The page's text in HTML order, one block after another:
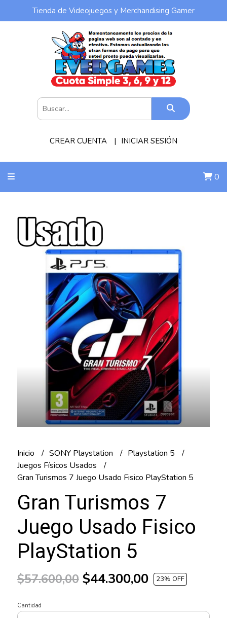
Tienda de Videojuegos y Merchandising Gamer
CREAR CUENTA INICIAR SESIÓN
0
Inicio SONY Playstation
Playstation 5
Juegos Físicos Usados
Gran Turismos 7 Juego Usado Fisico PlayStation 5
Gran Turismos 7
Juego Usado Fisico
PlayStation 5
$57.600,00$44.300,00 23% OFF
Cantidad